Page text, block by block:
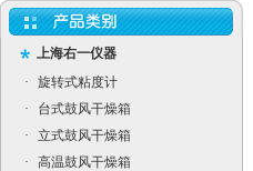
上海右一仪器
·
旋转式粘度计
·
台式鼓风干燥箱
·
立式鼓风干燥箱
·
高温鼓风干燥箱